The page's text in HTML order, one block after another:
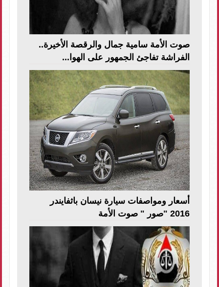
صوت الأمة سامية جمال والرقصة الأخيرة..
الفراشة تفاجئ الجمهور على الهوا...
أسعار ومواصفات سيارة نيسان باثفايندر
2016 "صور " صوت الأمة